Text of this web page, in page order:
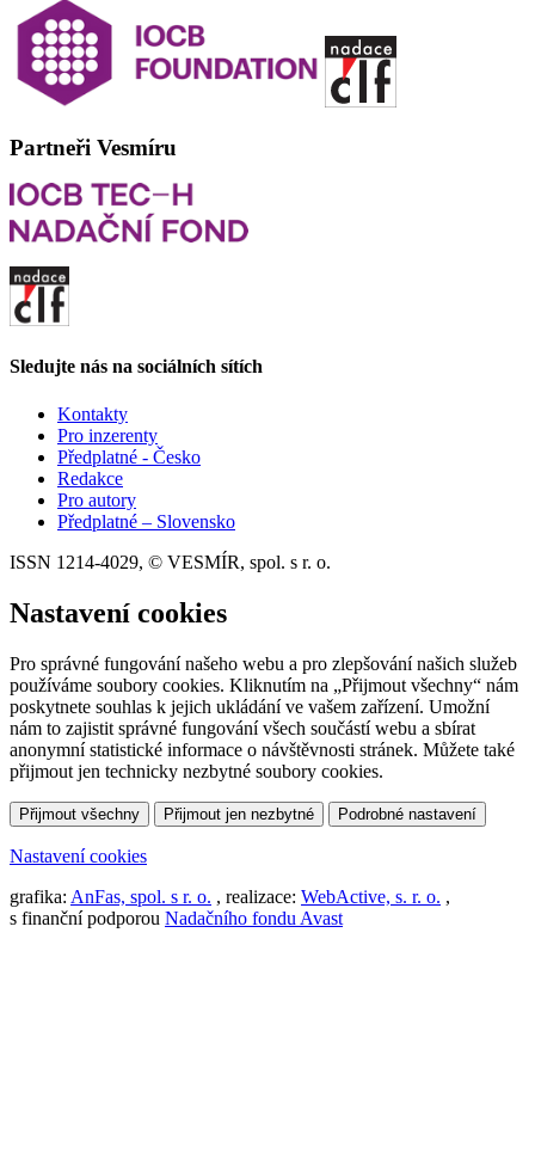
Partneři Vesmíru
Sledujte nás na sociálních sítích
Kontakty
Pro inzerenty
Předplatné - Česko
Redakce
Pro autory
Předplatné – Slovensko
ISSN 1214-4029, © VESMÍR, spol. s r. o.
Nastavení cookies
Pro správné fungování našeho webu a pro zlepšování našich služeb
používáme soubory cookies. Kliknutím na „Přijmout všechny“ nám
poskytnete souhlas k jejich ukládání ve vašem zařízení. Umožní
nám to zajistit správné fungování všech součástí webu a sbírat
anonymní statistické informace o návštěvnosti stránek. Můžete také
přijmout jen technicky nezbytné soubory cookies.
Přijmout všechny Přijmout jen nezbytné Podrobné nastavení
Nastavení cookies
grafika: AnFas, spol. s r. o. , realizace: WebActive, s. r. o. ,
s finanční podporou Nadačního fondu Avast